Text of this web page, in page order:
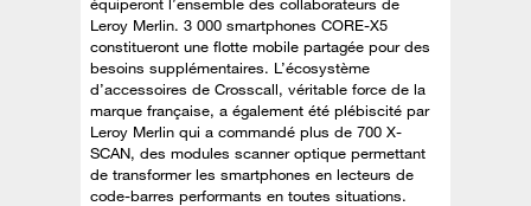
Leroy Merlin. 3 000 smartphones CORE-X5
constitueront une flotte mobile partagée pour des
besoins supplémentaires. L’écosystème
d’accessoires de Crosscall, véritable force de la
marque française, a également été plébiscité par
Leroy Merlin qui a commandé plus de 700 X-
SCAN, des modules scanner optique permettant
de transformer les smartphones en lecteurs de
code-barres performants en toutes situations.